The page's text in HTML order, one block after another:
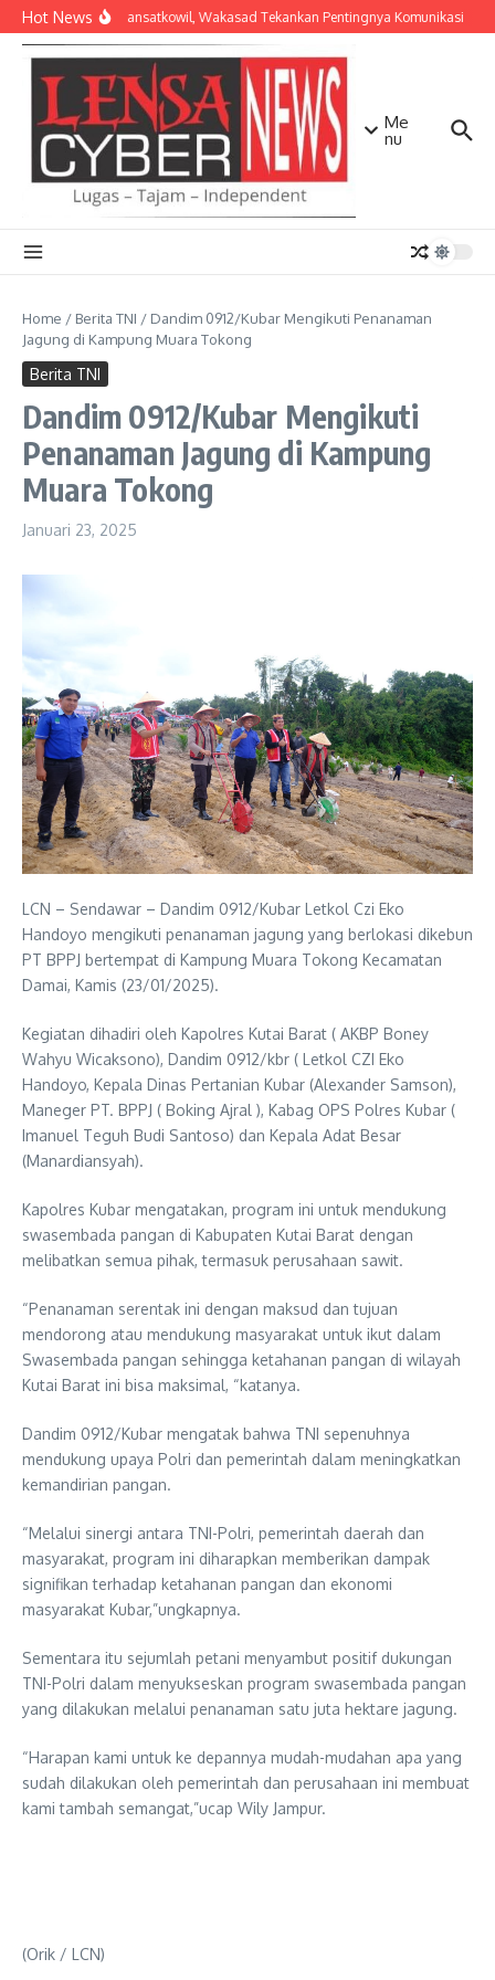
Lewati ke konten
Hot NewsBekali Dansatkowil, Wakasad Tekankan Pentingnya Komunikasi
Me
nu
Home / Berita TNI / Dandim 0912/Kubar Mengikuti Penanaman
Jagung di Kampung Muara Tokong
Berita TNI
Dandim 0912/Kubar Mengikuti
Penanaman Jagung di Kampung
Muara Tokong
Januari 23, 2025
LCN – Sendawar – Dandim 0912/Kubar Letkol Czi Eko
Handoyo mengikuti penanaman jagung yang berlokasi dikebun
PT BPPJ bertempat di Kampung Muara Tokong Kecamatan
Damai, Kamis (23/01/2025).
Kegiatan dihadiri oleh Kapolres Kutai Barat ( AKBP Boney
Wahyu Wicaksono), Dandim 0912/kbr ( Letkol CZI Eko
Handoyo, Kepala Dinas Pertanian Kubar (Alexander Samson),
Maneger PT. BPPJ ( Boking Ajral ), Kabag OPS Polres Kubar (
Imanuel Teguh Budi Santoso) dan Kepala Adat Besar
(Manardiansyah).
Kapolres Kubar mengatakan, program ini untuk mendukung
swasembada pangan di Kabupaten Kutai Barat dengan
melibatkan semua pihak, termasuk perusahaan sawit.
“Penanaman serentak ini dengan maksud dan tujuan
mendorong atau mendukung masyarakat untuk ikut dalam
Swasembada pangan sehingga ketahanan pangan di wilayah
Kutai Barat ini bisa maksimal, “katanya.
Dandim 0912/Kubar mengatak bahwa TNI sepenuhnya
mendukung upaya Polri dan pemerintah dalam meningkatkan
kemandirian pangan.
“Melalui sinergi antara TNI-Polri, pemerintah daerah dan
masyarakat, program ini diharapkan memberikan dampak
signifikan terhadap ketahanan pangan dan ekonomi
masyarakat Kubar,”ungkapnya.
Sementara itu sejumlah petani menyambut positif dukungan
TNI-Polri dalam menyukseskan program swasembada pangan
yang dilakukan melalui penanaman satu juta hektare jagung.
“Harapan kami untuk ke depannya mudah-mudahan apa yang
sudah dilakukan oleh pemerintah dan perusahaan ini membuat
kami tambah semangat,”ucap Wily Jampur.
(Orik / LCN)